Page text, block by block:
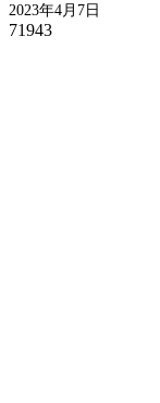
2023年4月7日
71943